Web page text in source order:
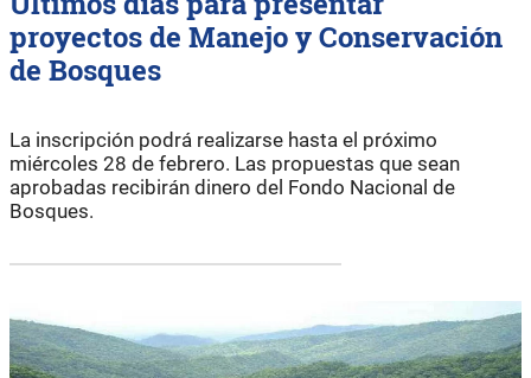
proyectos de Manejo y Conservación
de Bosques
La inscripción podrá realizarse hasta el próximo
miércoles 28 de febrero. Las propuestas que sean
aprobadas recibirán dinero del Fondo Nacional de
Bosques.